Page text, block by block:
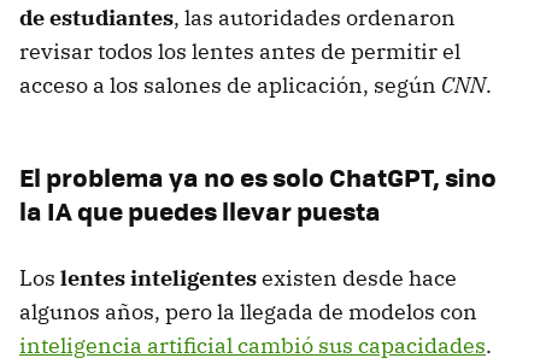
de estudiantes, las autoridades ordenaron
revisar todos los lentes antes de permitir el
acceso a los salones de aplicación, según CNN.
El problema ya no es solo ChatGPT, sino
la IA que puedes llevar puesta
Los lentes inteligentesexisten desde hace
algunos años, pero la llegada de modelos con
inteligencia artificial cambió sus capacidades.